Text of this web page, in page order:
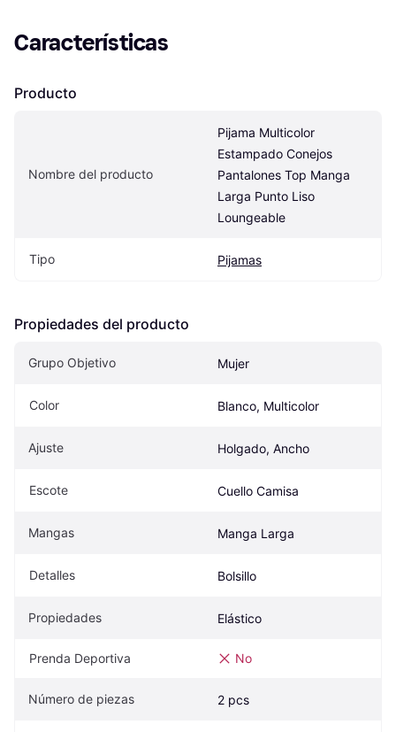
Características
Producto
Nombre del producto
Pijama Multicolor
Estampado Conejos
Pantalones Top Manga
Larga Punto Liso
Loungeable
Tipo Pijamas
Propiedades del producto
Grupo Objetivo Mujer
Color Blanco, Multicolor
Ajuste Holgado, Ancho
Escote Cuello Camisa
Mangas Manga Larga
Detalles Bolsillo
Propiedades Elástico
Prenda Deportiva No
Número de piezas 2 pcs